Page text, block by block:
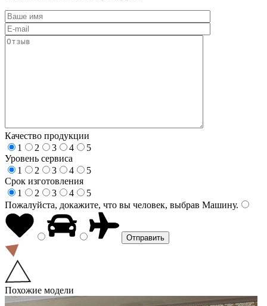
Качество продукции
1
2 3 4
5
Уровень сервиса
1
2 3 4
5
Срок изготовления
1
2 3 4
5
Пожалуйста, докажите, что вы человек, выбрав Машину.
Похожие модели